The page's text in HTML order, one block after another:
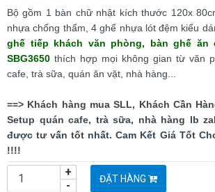
Bộ gồm 1 bàn chữ nhật kích thước 120x
nhựa chống thấm, 4 ghế nhựa lót đệm kiểu
ghế tiếp khách văn phòng, bàn ghế ăn
SBG3650 thích hợp mọi không gian từ văn
cafe, trà sữa, quán ăn vặt, nhà hàng...
==> Khách hàng mua SLL, Khách Cần
Setup quán cafe, trà sữa, nhà hàng Ib
được tư vấn tốt nhất. Cam Kết Giá Tốt
!!!!
-
+ ĐẶT HÀNG